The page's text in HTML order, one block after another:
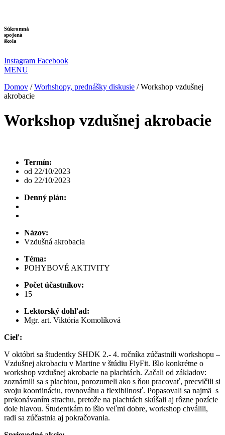
obsah
Súkromná
spojená
škola
Instagram Facebook
MENU
Domov /Worhshopy, prednášky diskusie /Workshop vzdušnej
akrobacie
Workshop vzdušnej akrobacie
Termín:
od 22/10/2023
do 22/10/2023
Denný plán:
Názov:
Vzdušná akrobacia
Téma:
POHYBOVÉ AKTIVITY
Počet účastníkov:
15
Lektorský dohľad:
Mgr. art. Viktória Komolíková
Cieľ:
V októbri sa študentky SHDK 2.- 4. ročníka zúčastnili workshopu –
Vzdušnej akrobaciu v Martine v štúdiu FlyFit. Išlo konkrétne o
workshop vzdušnej akrobacie na plachtách. Začali od základov:
zoznámili sa s plachtou, porozumeli ako s ňou pracovať, precvičili si
svoju koordináciu, rovnováhu a flexibilnosť. Popasovali sa najmä s
prekonávaním strachu, pretože na plachtách skúšali aj rôzne pozície
dole hlavou. Študentkám to išlo veľmi dobre, workshop chválili,
radi sa zúčastnia aj pokračovania.